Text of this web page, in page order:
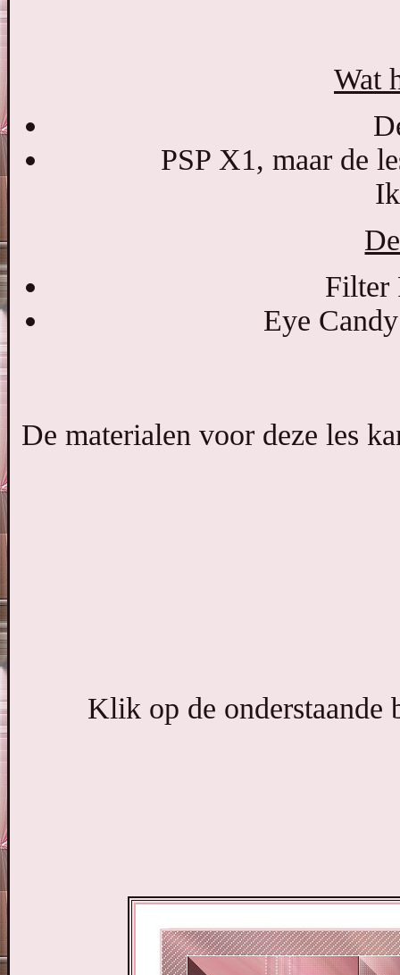
Wat
PSP X1, maar de
Filter
Eye
De materialen voor deze les
Klik op de onderstaande